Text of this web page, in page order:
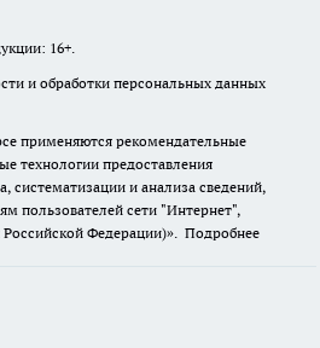
16+.
и обработки персональных данных
применяются рекомендательные
технологии предоставления
систематизации и анализа сведений,
пользователей сети "Интернет",
Федерации)». Подробнее